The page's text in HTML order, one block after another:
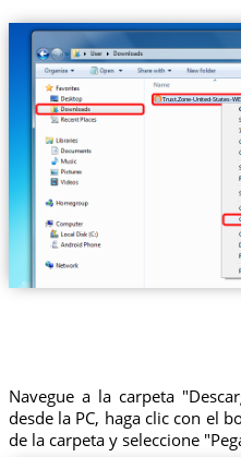
Trust.Zone-United-States-
Navegue a la carpeta
desde la PC, haga clic con el
de la carpeta y seleccione